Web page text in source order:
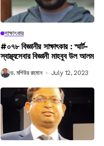
সাক্ষাৎকার
#০৭৮ বিজ্ঞানীর সাক্ষাৎকার : স্মার্ট-
স্বাস্থ্যসেবার বিজ্ঞানী মাহবুব উল আলম
ড. মশিউর রহমান July 12, 2023